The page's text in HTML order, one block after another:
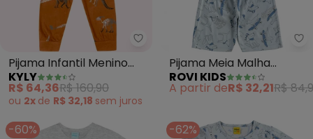
Kyly - Pijama Infantil Menino
Pijama Infantil Menino
Brilha no Escuro (Branco)
KYLY
R$ 64,36R$ 160,90
ou 2x de R$ 32,18 sem juros
Pijama Meia Malha
(Bege)
ROVI KIDS
A partir deR$ 32,21R$
-60% -62%